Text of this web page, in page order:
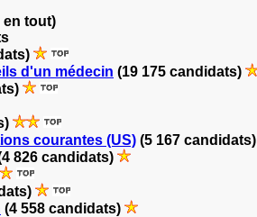
en tout)
d'un médecin (19 175 candidats)
courantes (US) (5 167 candidats)
826 candidats)
(4 558 candidats)